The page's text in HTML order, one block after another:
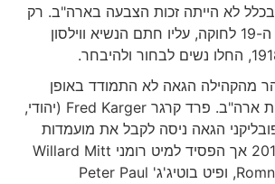
לא הייתה זכות הצבעה בארה"ב. רק
הודות לתיקון ה-19 לחוקה, עליו חתם הנשיא ווילסון
הגאה לא התמודד באופן
רשמי לנשיאות ארה"ב. פרד קרגר Fred Karger (יהודי,
הגאה ניסה לקבל את מועמדות
מפלגתו ב-2012 אך הפסיד למיט רומני Willard Mitt
Romney(1947 – ), ופיט בוטיג'ג' Peter Paul